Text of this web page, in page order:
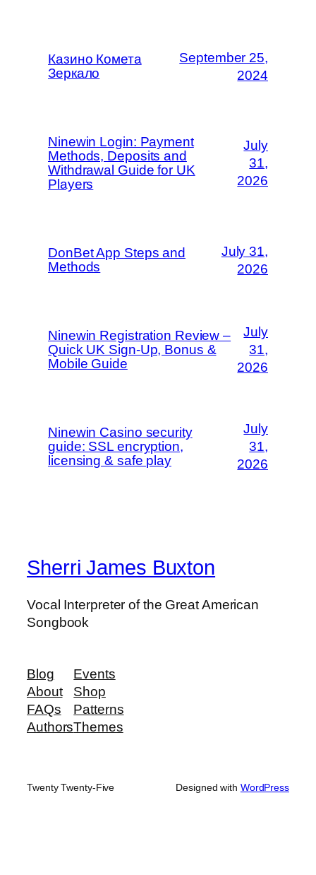
Казино Комета
Зеркало
September 25,
2024
Ninewin Login: Payment
Methods, Deposits and
Withdrawal Guide for UK
Players
July
31,
2026
DonBet App Steps and
Methods
July 31,
2026
Ninewin Registration Review –
Quick UK Sign‑Up, Bonus &
Mobile Guide
July
31,
2026
Ninewin Casino security
guide: SSL encryption,
licensing & safe play
July
31,
2026
Sherri James Buxton
Vocal Interpreter of the Great American
Songbook
Blog
About
FAQs
Authors
Events
Shop
Patterns
Themes
Twenty Twenty-Five Designed with WordPress